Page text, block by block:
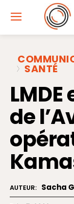
SANTÉ
de
AUTEUR: Sacha